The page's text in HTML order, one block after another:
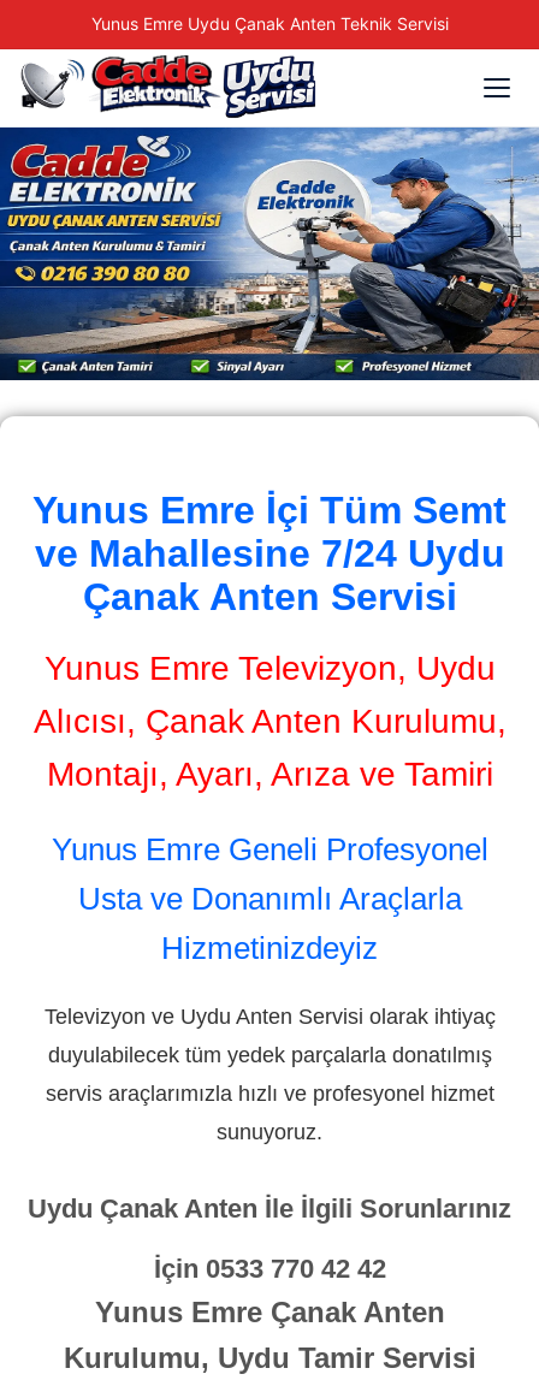
Yunus Emre Uydu Çanak Anten Teknik Servisi
Yunus Emre İçi Tüm Semt
ve Mahallesine 7/24 Uydu
Çanak Anten Servisi
Yunus Emre Televizyon, Uydu
Alıcısı, Çanak Anten Kurulumu,
Montajı, Ayarı, Arıza ve Tamiri
Yunus Emre Geneli Profesyonel
Usta ve Donanımlı Araçlarla
Hizmetinizdeyiz
Televizyon ve Uydu Anten Servisi olarak ihtiyaç
duyulabilecek tüm yedek parçalarla donatılmış
servis araçlarımızla hızlı ve profesyonel hizmet
sunuyoruz.
Uydu Çanak Anten İle İlgili Sorunlarınız
İçin 0533 770 42 42
Yunus Emre Çanak Anten
Kurulumu, Uydu Tamir Servisi